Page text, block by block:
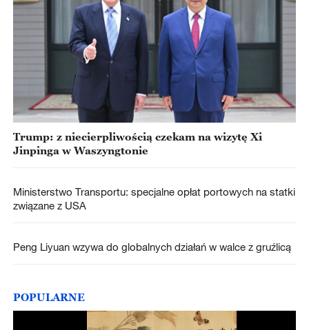
Trump: z niecierpliwością czekam na wizytę Xi
Jinpinga w Waszyngtonie
Ministerstwo Transportu: specjalne opłat portowych na statki
związane z USA
Peng Liyuan wzywa do globalnych działań w walce z gruźlicą
POPULARNE